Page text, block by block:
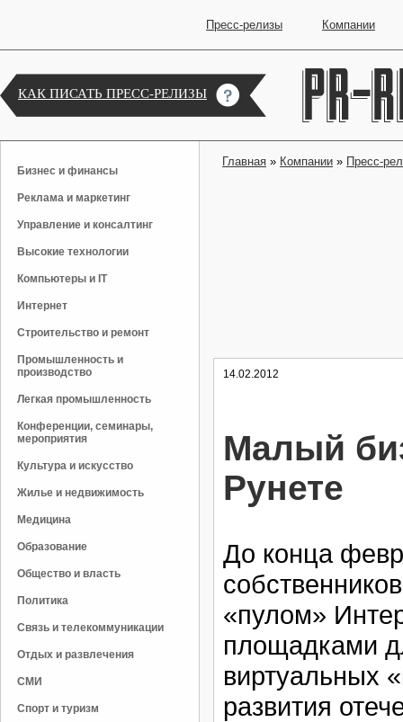
Пресс-релизы Компании
КАК ПИСАТЬ ПРЕСС-РЕЛИЗЫ
Бизнес и финансы
Реклама и маркетинг
Управление и консалтинг
Высокие технологии
Компьютеры и IT
Интернет
Строительство и ремонт
Промышленность и
производство
Легкая промышленность
Конференции, семинары,
мероприятия
Культура и искусство
Жилье и недвижимость
Медицина
Образование
Общество и власть
Политика
Связь и телекоммуникации
Отдых и развлечения
СМИ
Спорт и туризм
Главная » Компании » Пресс-
14.02.2012
Малый
Рунете
До конца
«пулом»
площадками
виртуальных
развития